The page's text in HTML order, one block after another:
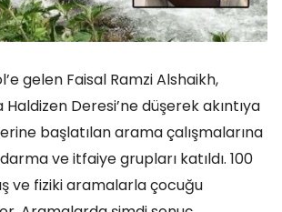
gelen Faisal Ramzi Alshaikh,
Haldizen Deresi’ne düşerek akıntıya
başlatılan arama çalışmalarına
ve itfaiye grupları katıldı. 100
ve fiziki aramalarla çocuğu